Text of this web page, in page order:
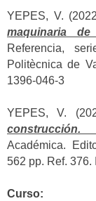
YEPES, V.
maquinaria de
Referencia,
Politècnica de
1396-046-3
YEPES, V.
Académica.
562 pp. Ref.
Curso: